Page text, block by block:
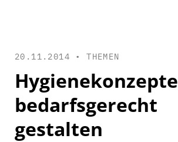
20.11.2014 •THEMEN
Hygienekonzepte
bedarfsgerecht
gestalten